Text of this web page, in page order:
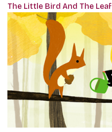
The Little Bird And The Leaf